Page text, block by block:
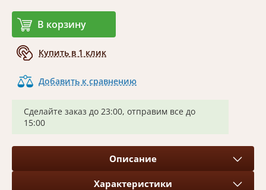
В корзину
Купить в 1 клик
Добавить к сравнению
Сделайте заказ до 23:00, отправим все до
15:00
Описание
Характеристики